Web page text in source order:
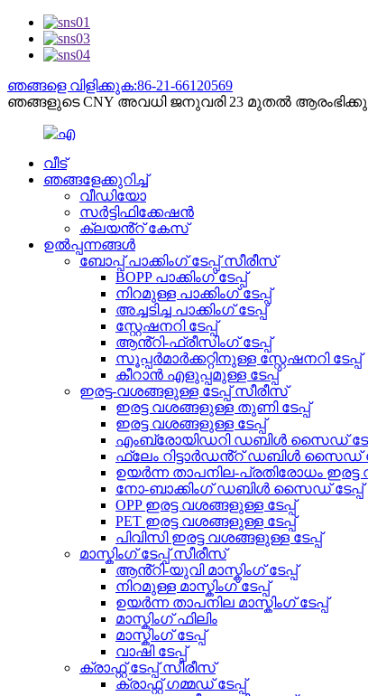
ഞങ്ങളെ വിളിക്കുക:86-21-66120569
ഞങ്ങളുടെ CNY അവധി ജനുവരി 23 മുതൽ
വീട്
ഞങ്ങളേക്കുറിച്ച്
വീഡിയോ
സർട്ടിഫിക്കേഷൻ
ക്ലയൻ്റ് കേസ്
ഉൽപ്പന്നങ്ങൾ
ബോപ്പ് പാക്കിംഗ് ടേപ്പ് സീരീസ്
BOPP പാക്കിംഗ് ടേപ്പ്
നിറമുള്ള പാക്കിംഗ് ടേപ്പ്
അച്ചടിച്ച പാക്കിംഗ് ടേപ്പ്
സ്റ്റേഷനറി ടേപ്പ്
ആൻ്റി-ഫ്രീസിംഗ് ടേപ്പ്
സൂപ്പർമാർക്കറ്റിനുള്ള സ്റ്റേഷനറി ടേപ്പ്
കീറാൻ എളുപ്പമുള്ള ടേപ്പ്
ഇരട്ട-വശങ്ങളുള്ള ടേപ്പ് സീരീസ്
ഇരട്ട വശങ്ങളുള്ള തുണി ടേപ്പ്
ഇരട്ട വശങ്ങളുള്ള ടേപ്പ്
എംബ്രോയിഡറി ഡബിൾ സൈഡ്
ഫ്ലേം റിട്ടാർഡൻ്റ് ഡബിൾ സൈഡ്
ഉയർന്ന താപനില-പ്രതിരോധം ഇരട്ട
നോ-ബാക്കിംഗ് ഡബിൾ സൈഡ് ടേപ്പ്
OPP ഇരട്ട വശങ്ങളുള്ള ടേപ്പ്
PET ഇരട്ട വശങ്ങളുള്ള ടേപ്പ്
പിവിസി ഇരട്ട വശങ്ങളുള്ള ടേപ്പ്
മാസ്കിംഗ് ടേപ്പ് സീരീസ്
ആൻ്റി-യുവി മാസ്കിംഗ് ടേപ്പ്
നിറമുള്ള മാസ്കിംഗ് ടേപ്പ്
ഉയർന്ന താപനില മാസ്കിംഗ് ടേപ്പ്
മാസ്കിംഗ് ഫിലിം
മാസ്കിംഗ് ടേപ്പ്
വാഷി ടേപ്പ്
ക്രാഫ്റ്റ് ടേപ്പ് സീരീസ്
ക്രാഫ്റ്റ് ഗമ്മഡ് ടേപ്പ്